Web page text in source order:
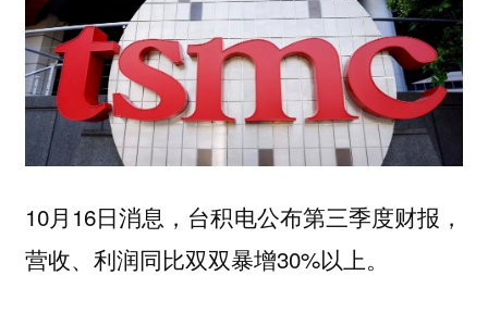
10月16日消息，台积电公布第三季度财报，
营收、利润同比双双暴增30%以上。